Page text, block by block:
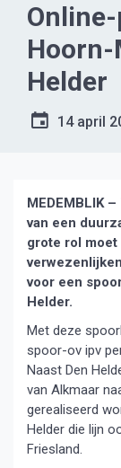
Hoorn-
Helder
14 april
MEDEMBLIK
van een
grote rol moet
voor een
Helder.
Met deze
spoor-ov ipv
Naast Den
van Alkmaar
gerealiseerd
Helder die lijn
Friesland.